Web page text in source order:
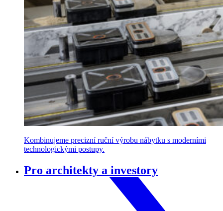
Kombinujeme precizní ruční výrobu nábytku s moderními
technologickými postupy.
Pro architekty a investory